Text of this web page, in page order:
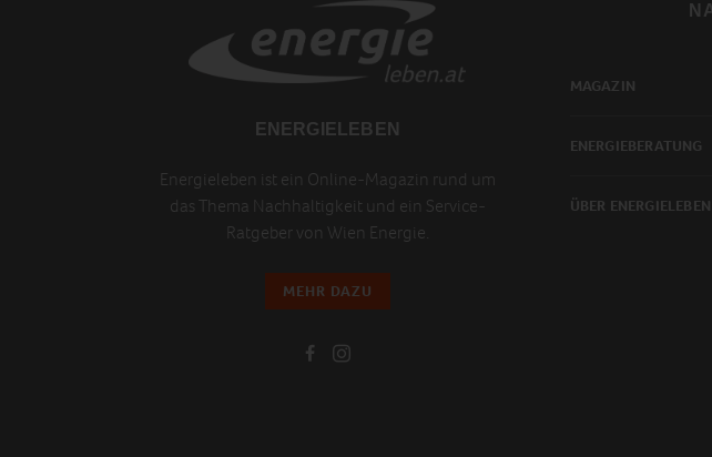
ENERGIELEBEN
Energieleben ist ein Online-Magazin rund um
das Thema Nachhaltigkeit und ein Service-
Ratgeber von Wien Energie.
MEHR DAZU
MAGAZIN
ENERGIEBERATUNG
ÜBER ENERGIELEBEN